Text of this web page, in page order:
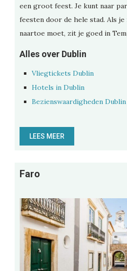
een groot feest. Je kunt naar
feesten door de hele stad. Als
naartoe moet, zit je goed in
Alles over Dublin
Vliegtickets Dublin
Hotels in Dublin
Bezienswaardigheden Dublin
LEES MEER
Faro